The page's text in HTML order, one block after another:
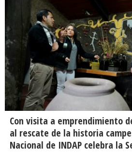
Con visita a emprendimiento
al rescate de la historia
Nacional de INDAP celebra la